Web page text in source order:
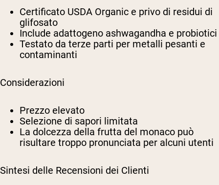
Certificato USDA Organic e privo di residui di
glifosato
Include adattogeno ashwagandha e probiotici
Testato da terze parti per metalli pesanti e
contaminanti
Considerazioni
Prezzo elevato
Selezione di sapori limitata
La dolcezza della frutta del monaco può
risultare troppo pronunciata per alcuni utenti
Sintesi delle Recensioni dei Clienti